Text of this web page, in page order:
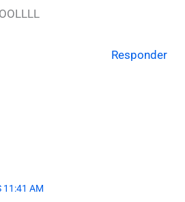
Responder
11:41 AM